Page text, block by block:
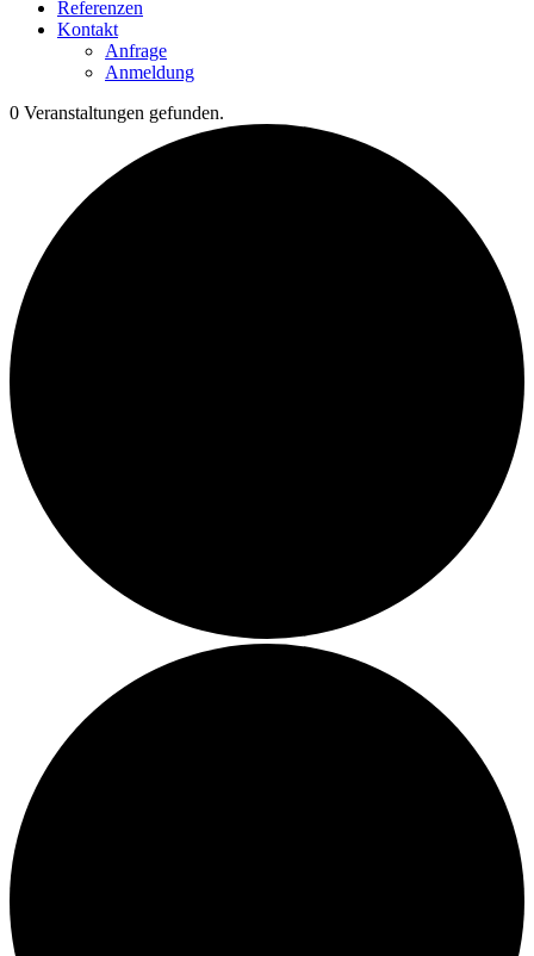
Referenzen
Kontakt
Anfrage
Anmeldung
0 Veranstaltungen gefunden.